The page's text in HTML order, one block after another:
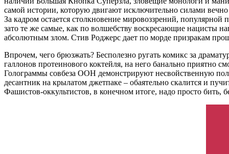
самой истории, которую двигают исключительно силами
За кадром остается столкновение мировоззрений,
зато те же самые, как по волшебству воскресающие нацисты
абсолютным злом. Стив Роджерс дает по морде призракам
Впрочем, чего брюзжать? Бесполезно ругать комикс за
галлонов протеинового коктейля, на него банально приятно
Голограммы совбеза ООН демонстрируют несвойственную
десантник на крылатом джетпаке – обаятельно скалится и
Фашистов-оккультистов, в конечном итоге, надо просто